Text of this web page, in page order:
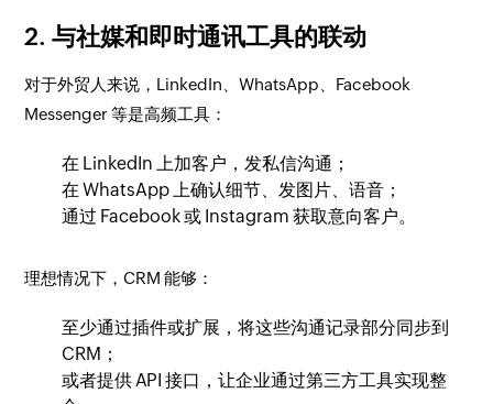
2. 与社媒和即时通讯工具的联动
对于外贸人来说，LinkedIn、WhatsApp、Facebook
Messenger 等是高频工具：
在 LinkedIn 上加客户，发私信沟通；
在 WhatsApp 上确认细节、发图片、语音；
通过 Facebook 或 Instagram 获取意向客户。
理想情况下，CRM 能够：
至少通过插件或扩展，将这些沟通记录部分同步到
CRM；
或者提供 API 接口，让企业通过第三方工具实现整